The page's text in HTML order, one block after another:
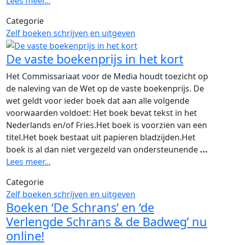
Categorie
Zelf boeken schrijven en uitgeven
De vaste boekenprijs in het kort
Het Commissariaat voor de Media houdt toezicht op
de naleving van de Wet op de vaste boekenprijs. De
wet geldt voor ieder boek dat aan alle volgende
voorwaarden voldoet: Het boek bevat tekst in het
Nederlands en/of Fries.Het boek is voorzien van een
titel.Het boek bestaat uit papieren bladzijden.Het
boek is al dan niet vergezeld van ondersteunende ...
Lees meer...
Categorie
Zelf boeken schrijven en uitgeven
Boeken ‘De Schrans’ en ‘de
Verlengde Schrans & de Badweg’ nu
online!